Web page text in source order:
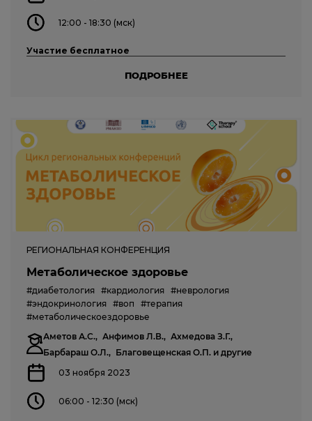
12:00 - 18:30 (мск)
Участие бесплатное
ПОДРОБНЕЕ
РЕГИОНАЛЬНАЯ КОНФЕРЕНЦИЯ
Метаболическое здоровье
#диабетология #кардиология #неврология
#эндокринология #воп
#терапия
#метаболическоездоровье
Аметов А.С., Анфимов Л.В., Ахмедова З.Г.,
Барбараш О.Л., Благовещенская О.П. и другие
03 ноября 2023
06:00 - 12:30 (мск)